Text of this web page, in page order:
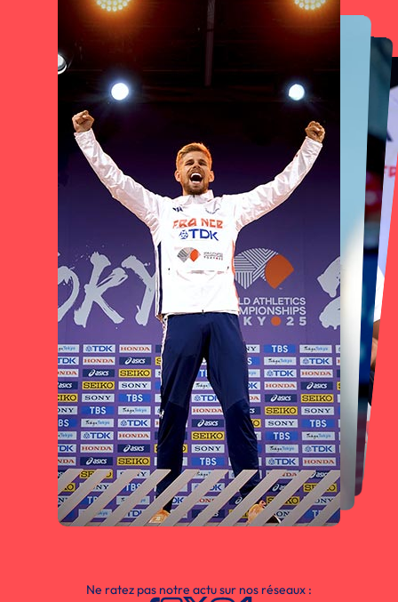
Ne ratez pas notre actu sur nos réseaux :